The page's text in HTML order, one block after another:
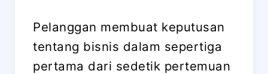
Pelanggan membuat keputusan
tentang bisnis dalam sepertiga
pertama dari sedetik pertemuan